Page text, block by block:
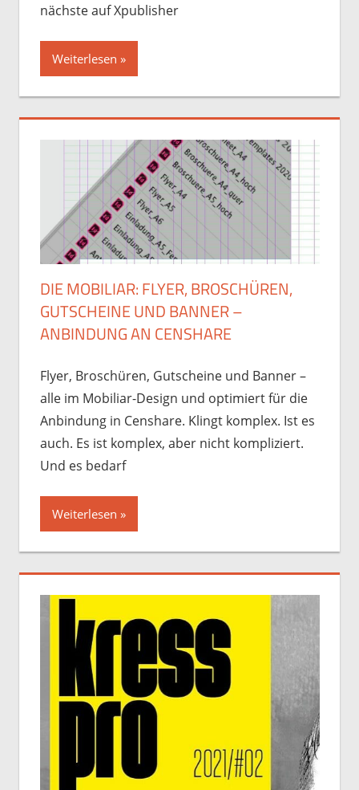
nächste auf Xpublisher
Weiterlesen
DIE MOBILIAR: FLYER, BROSCHÜREN,
GUTSCHEINE UND BANNER –
ANBINDUNG AN CENSHARE
Flyer, Broschüren, Gutscheine und Banner –
alle im Mobiliar-Design und optimiert für die
Anbindung in Censhare. Klingt komplex. Ist es
auch. Es ist komplex, aber nicht kompliziert.
Und es bedarf
Weiterlesen